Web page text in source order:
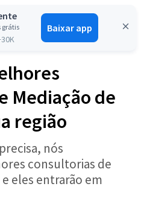
grátis Baixar app
Entrar
Mediação de
região
nós
consultorias de
eles entrarão em